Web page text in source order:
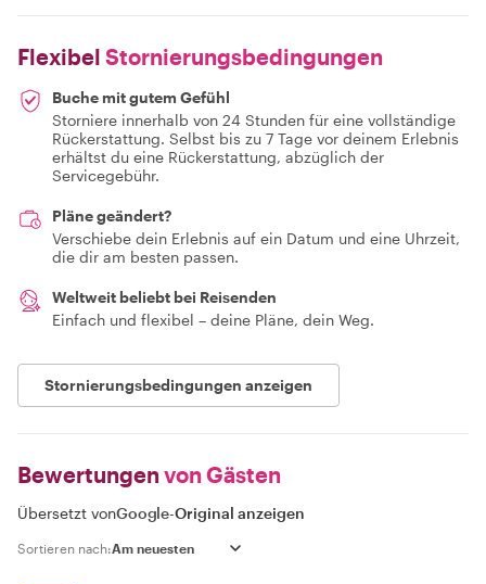
Flexibel Stornierungsbedingungen
Buche mit gutem Gefühl
Storniere innerhalb von 24 Stunden für eine vollständige
Rückerstattung. Selbst bis zu 7 Tage vor deinem Erlebnis
erhältst du eine Rückerstattung, abzüglich der
Servicegebühr.
Pläne geändert?
Verschiebe dein Erlebnis auf ein Datum und eine Uhrzeit,
die dir am besten passen.
Weltweit beliebt bei Reisenden
Einfach und flexibel – deine Pläne, dein Weg.
Stornierungsbedingungen anzeigen
Bewertungen von Gästen
Übersetzt vonGoogle-Original anzeigen
Sortieren nach: